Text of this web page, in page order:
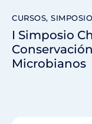
CURSOS,
I Simposio
Microbianos